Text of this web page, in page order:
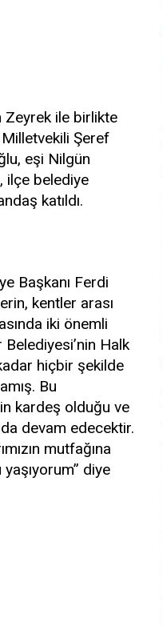
Zeyrek ile birlikte
Milletvekili Şeref
eşi Nilgün
ilçe belediye
katıldı.
Başkanı Ferdi
kentler arası
iki önemli
Halk
hiçbir şekilde
Bu
kardeş olduğu ve
devam edecektir.
mutfağına
diye